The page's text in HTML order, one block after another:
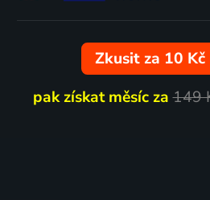
Zkusit za 10 Kč
pak získat měsíc za149